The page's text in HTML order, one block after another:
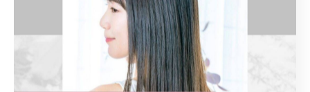
まつ毛パーマで美しさを長持ちさせるポイン